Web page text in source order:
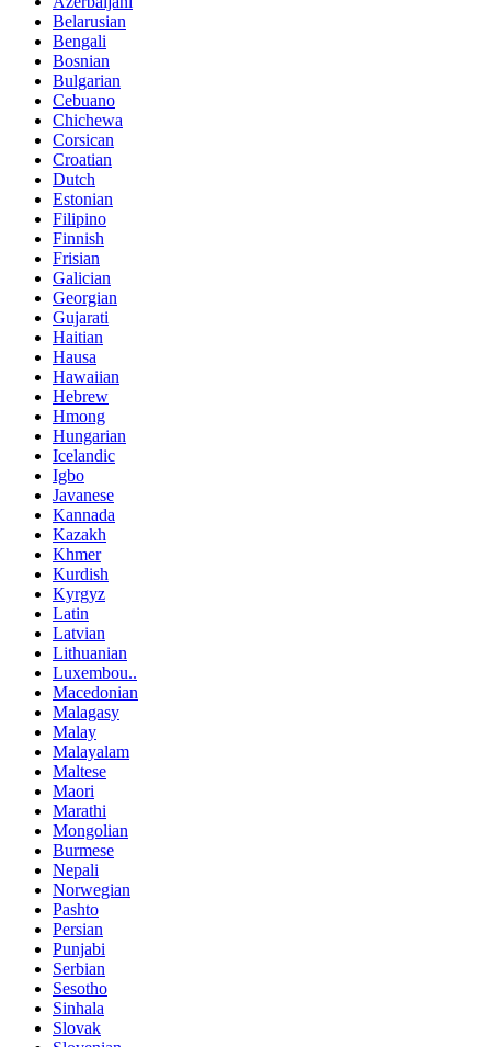
Belarusian
Bengali
Bosnian
Bulgarian
Cebuano
Chichewa
Corsican
Croatian
Dutch
Estonian
Filipino
Finnish
Frisian
Galician
Georgian
Gujarati
Haitian
Hausa
Hawaiian
Hebrew
Hmong
Hungarian
Icelandic
Igbo
Javanese
Kannada
Kazakh
Khmer
Kurdish
Kyrgyz
Latin
Latvian
Lithuanian
Luxembou..
Macedonian
Malagasy
Malay
Malayalam
Maltese
Maori
Marathi
Mongolian
Burmese
Nepali
Norwegian
Pashto
Persian
Punjabi
Serbian
Sesotho
Sinhala
Slovak